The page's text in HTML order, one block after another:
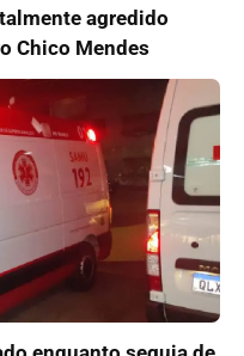
agredido
Chico Mendes